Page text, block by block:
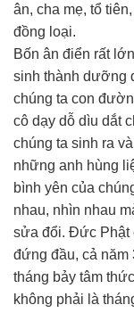
ân, cha mẹ, tổ
đồng loại.
Bốn ân điển rất
sinh thành dưỡng
chúng ta con
cô dạy dỗ dìu dắt
chúng ta sinh ra
những anh hùng
bình yên của
nhau, nhìn nhau
sửa đổi. Đức Phật
đứng đầu, cả năm
tháng bảy tâm
không phải là